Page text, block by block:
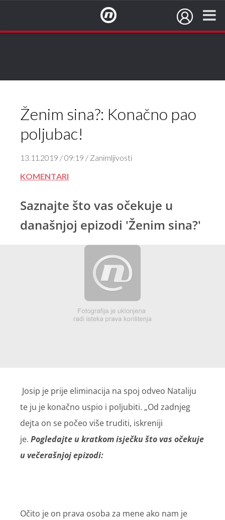
Ženim sina?: Konačno pao
poljubac!
13.11.2019 / 09:19 / Zanimljivosti
KOMENTARI
Saznajte što vas očekuje u
današnjoj epizodi 'Ženim sina?'
Josip je prije eliminacija na spoj odveo Nataliju
te ju je konačno uspio i poljubiti. „Od zadnjeg
dejta on se počeo više truditi, iskreniji
je. Pogledajte u kratkom isječku što vas očekuje
u večerašnjoj epizodi:
Očito je on prava osoba za mene ako nam je